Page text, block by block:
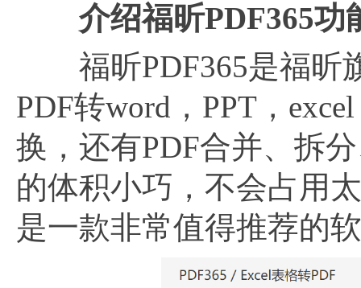
介绍福昕PDF365功
福昕PDF365是福昕
PDF转word，PPT，
换，还有PDF合并、拆
的体积小巧，不会占用
是一款非常值得推荐的